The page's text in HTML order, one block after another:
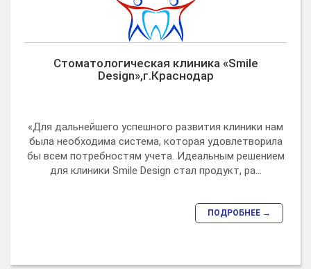
Стоматологическая клиника «Smile
Design»,г.Краснодар
«Для дальнейшего успешного развития клиники нам
была необходима система, которая удовлетворила
бы всем потребностям учета. Идеальным решением
для клиники Smile Design стал продукт, ра...
ПОДРОБНЕЕ →